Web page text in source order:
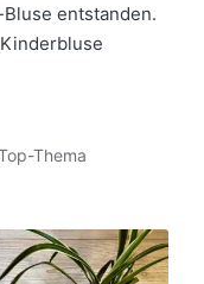
entstanden.
Thema